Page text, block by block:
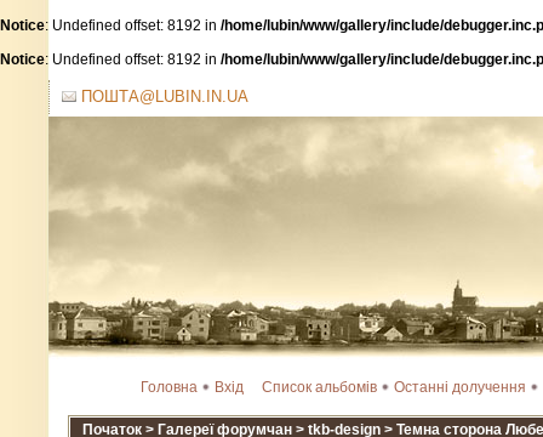
Notice: Undefined offset: 8192 in /home/lubin/www/gallery/include/
Notice: Undefined offset: 8192 in /home/lubin/www/gallery/include/
ПОШТА@LUBIN.IN.UA
Головна Вхід Список альбомів Останні долучення
Початок > Галереї форумчан > tkb-design > Темна сторона